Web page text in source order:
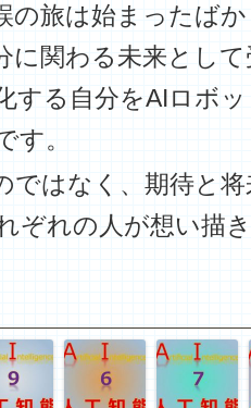
の旅は始まったば
に関わる未来とし
する自分をAIロボ
す。
ではなく、期待と
ぞれの人が想い描
。